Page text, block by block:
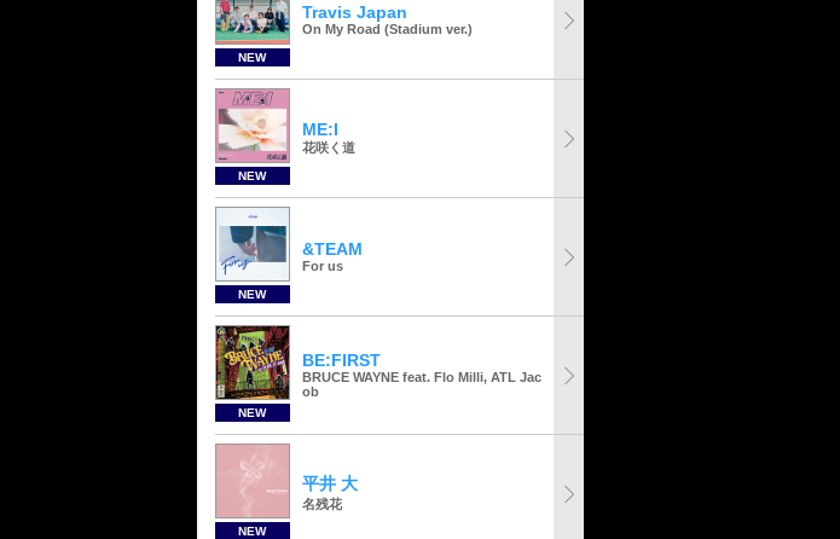
NEW
Travis Japan
On My Road (Stadium ver.)
NEW
ME:I
花咲く道
NEW
&TEAM
For us
NEW
BE:FIRST
BRUCE WAYNE feat. Flo Milli, ATL Jac
ob
NEW
平井 大
名残花